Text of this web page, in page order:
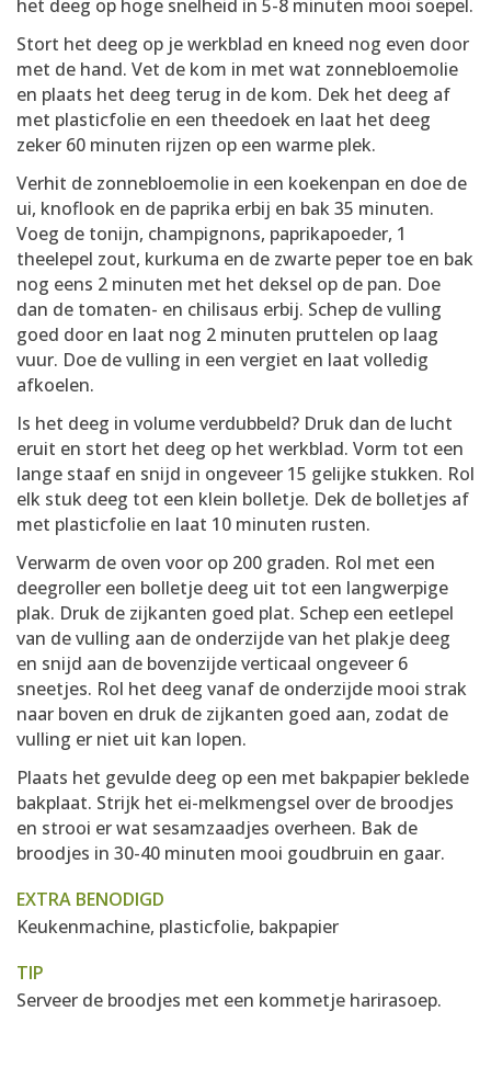
het deeg op hoge snelheid in 5-8 minuten mooi soepel.
Stort het deeg op je werkblad en kneed nog even door
met de hand. Vet de kom in met wat zonnebloemolie
en plaats het deeg terug in de kom. Dek het deeg af
met plasticfolie en een theedoek en laat het deeg
zeker 60 minuten rijzen op een warme plek.
Verhit de zonnebloemolie in een koekenpan en doe de
ui, knoflook en de paprika erbij en bak 35 minuten.
Voeg de tonijn, champignons, paprikapoeder, 1
theelepel zout, kurkuma en de zwarte peper toe en bak
nog eens 2 minuten met het deksel op de pan. Doe
dan de tomaten- en chilisaus erbij. Schep de vulling
goed door en laat nog 2 minuten pruttelen op laag
vuur. Doe de vulling in een vergiet en laat volledig
afkoelen.
Is het deeg in volume verdubbeld? Druk dan de lucht
eruit en stort het deeg op het werkblad. Vorm tot een
lange staaf en snijd in ongeveer 15 gelijke stukken. Rol
elk stuk deeg tot een klein bolletje. Dek de bolletjes af
met plasticfolie en laat 10 minuten rusten.
Verwarm de oven voor op 200 graden. Rol met een
deegroller een bolletje deeg uit tot een langwerpige
plak. Druk de zijkanten goed plat. Schep een eetlepel
van de vulling aan de onderzijde van het plakje deeg
en snijd aan de bovenzijde verticaal ongeveer 6
sneetjes. Rol het deeg vanaf de onderzijde mooi strak
naar boven en druk de zijkanten goed aan, zodat de
vulling er niet uit kan lopen.
Plaats het gevulde deeg op een met bakpapier beklede
bakplaat. Strijk het ei-melkmengsel over de broodjes
en strooi er wat sesamzaadjes overheen. Bak de
broodjes in 30-40 minuten mooi goudbruin en gaar.
EXTRA BENODIGD
Keukenmachine, plasticfolie, bakpapier
TIP
Serveer de broodjes met een kommetje harirasoep.